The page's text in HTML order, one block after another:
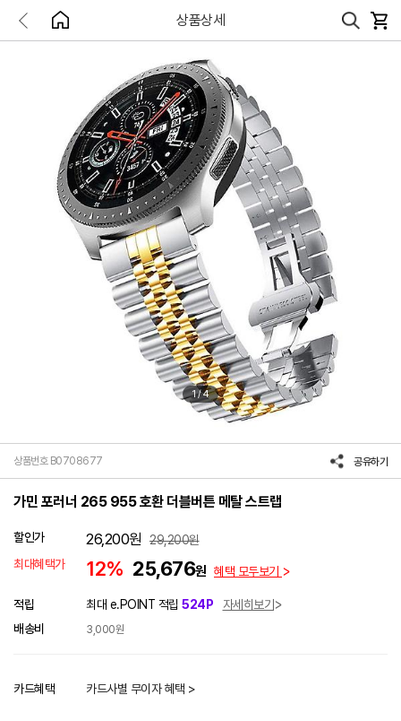
상품상세
1/4
상품번호 B0708677 공유하기
가민 포러너 265 955 호환 더블버튼 메탈 스트랩
할인가 26,200원 29,200원
최대혜택가
12% 25,676원 혜택 모두보기
적립 최대 e.POINT 적립 524P
자세히보기
배송비
3,000원
카드혜택 카드사별 무이자 혜택 >